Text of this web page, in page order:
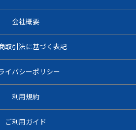
会社概要
取引法に基づく表記
イバシーポリシー
利用規約
ご利用ガイド